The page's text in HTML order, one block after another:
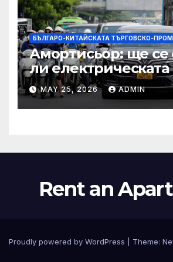
БЪЛГАРО-КИТАЙСКАТА ТЪРГОВСКО-
Амортисьор: ще се
ли
на АСЕАН със
2045 г.?
MAY 25, 2026 ADMIN
Rent an
Proudly powered by WordPress Theme: